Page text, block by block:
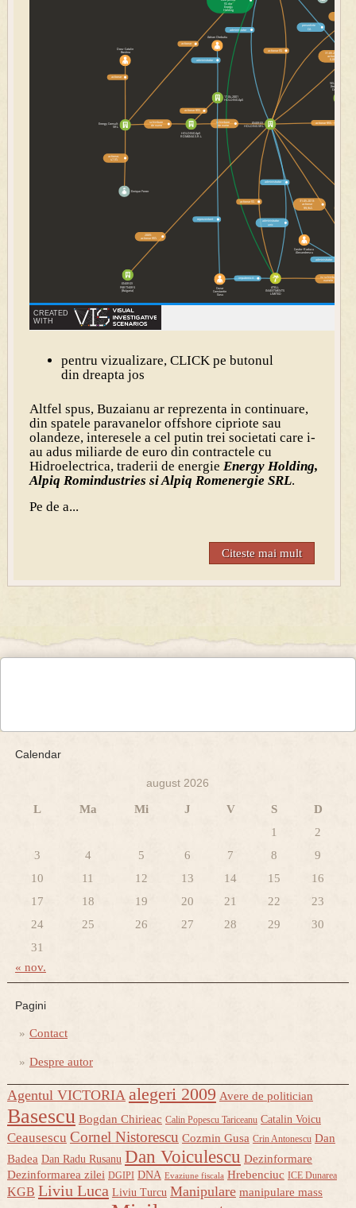
pentru vizualizare, CLICK pe butonul
din dreapta jos
Altfel spus, Buzaianu ar reprezenta in continuare,
din spatele paravanelor offshore cipriote sau
olandeze, interesele a cel putin trei societati care i-
au adus miliarde de euro din contractele cu
Hidroelectrica, traderii de energie Energy Holding,
Alpiq Romindustries si Alpiq Romenergie SRL.
Pe de a...
Citeste mai mult
Calendar
august 2026
L Ma Mi J V S
D
1
2
3
4 5 6 7 8
9
10
11 12 13 14 15
16
17
18 19 20 21 22
23
24
25 26 27 28 29
30
31
« nov.
Pagini
Contact
Despre autor
Agentul VICTORIA alegeri 2009 Avere de politician
Basescu Bogdan Chirieac Calin Popescu Tariceanu Catalin Voicu
Ceausescu Cornel Nistorescu Cozmin Gusa Crin Antonescu Dan
Badea Dan Radu Rusanu Dan Voiculescu Dezinformare
Dezinformarea zilei DGIPI DNA Evaziune fiscala Hrebenciuc ICE Dunarea
KGB Liviu Luca Liviu Turcu Manipulare manipulare mass